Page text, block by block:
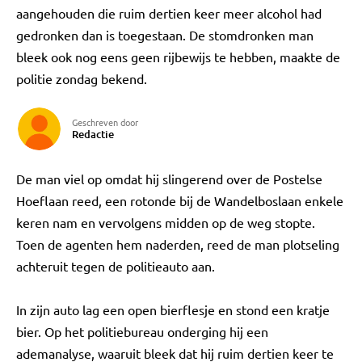
aangehouden die ruim dertien keer meer alcohol had
gedronken dan is toegestaan. De stomdronken man
bleek ook nog eens geen rijbewijs te hebben, maakte de
politie zondag bekend.
Geschreven door
Redactie
De man viel op omdat hij slingerend over de Postelse
Hoeflaan reed, een rotonde bij de Wandelboslaan enkele
keren nam en vervolgens midden op de weg stopte.
Toen de agenten hem naderden, reed de man plotseling
achteruit tegen de politieauto aan.
In zijn auto lag een open bierflesje en stond een kratje
bier. Op het politiebureau onderging hij een
ademanalyse, waaruit bleek dat hij ruim dertien keer te